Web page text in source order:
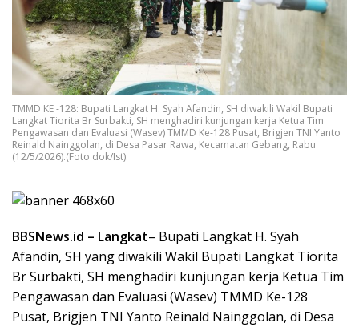
TMMD KE -128: Bupati Langkat H. Syah Afandin, SH diwakili Wakil Bupati
Langkat Tiorita Br Surbakti, SH menghadiri kunjungan kerja Ketua Tim
Pengawasan dan Evaluasi (Wasev) TMMD Ke-128 Pusat, Brigjen TNI Yanto
Reinald Nainggolan, di Desa Pasar Rawa, Kecamatan Gebang, Rabu
(12/5/2026).(Foto dok/Ist).
BBSNews.id – Langkat– Bupati Langkat H. Syah
Afandin, SH yang diwakili Wakil Bupati Langkat Tiorita
Br Surbakti, SH menghadiri kunjungan kerja Ketua Tim
Pengawasan dan Evaluasi (Wasev) TMMD Ke-128
Pusat, Brigjen TNI Yanto Reinald Nainggolan, di Desa